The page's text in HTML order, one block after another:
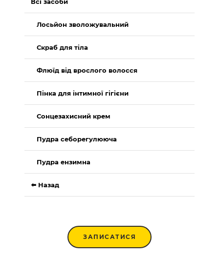
Лосьйон зволожувальний
Скраб для тіла
Флюїд від врослого волосся
Пінка для інтимної гігієни
Сонцезахисний крем
Пудра себорегулююча
Пудра ензимна
⬅️ Назад
ЗАПИСАТИСЯ